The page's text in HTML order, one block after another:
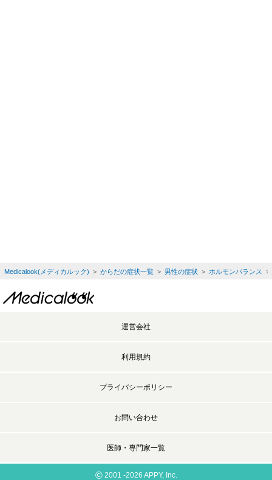
Medicalook(メディカルック) > からだの症状一覧> 男性の症状> ホルモンバランス >
運営会社
利用規約
プライバシーポリシー
お問い合わせ
医師・専門家一覧
©2001 -2026 APPY, Inc.